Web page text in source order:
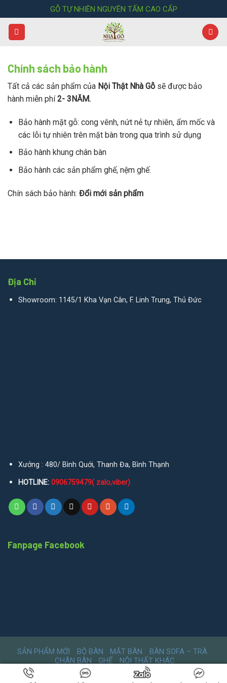
to
content
GỖ TỰ NHIÊN NGUYÊN TẤM CAO CẤP
Chính sách bảo hành
Tất cả các sản phẩm của Nội Thật Nhà Gỗ sẽ được bảo
hành miễn phí2- 3NĂM.
Bảo hành mặt gỗ: cong vênh, nứt nẻ tự nhiên, ẩm mốc và
các lỗi tự nhiên trên mặt bàn trong qua trình sử dụng
Bảo hành khung chân bàn
Bảo hành các sản phẩm ghế, nệm ghế.
Chín sách bảo hành: Đổi mới sản phẩm
Địa Chỉ
Showroom: 1145/1 Kha Vạn Cân, F. Linh Trung, Thủ Đức
Xưởng : 480/ Bình Quới, Thanh Đa, Bình Thạnh
HOTLINE: 0906759479( zalo,viber)
Fanpage Facebook
SẢN PHẨM MỚI BỘ BÀN MẶT BÀN
BÀN SOFA – TRÀ
CHÂN BÀN
GHẾ NỘI THẤT KHÁC
Copyright 2026 © Công Ty TNHH TPP Concept